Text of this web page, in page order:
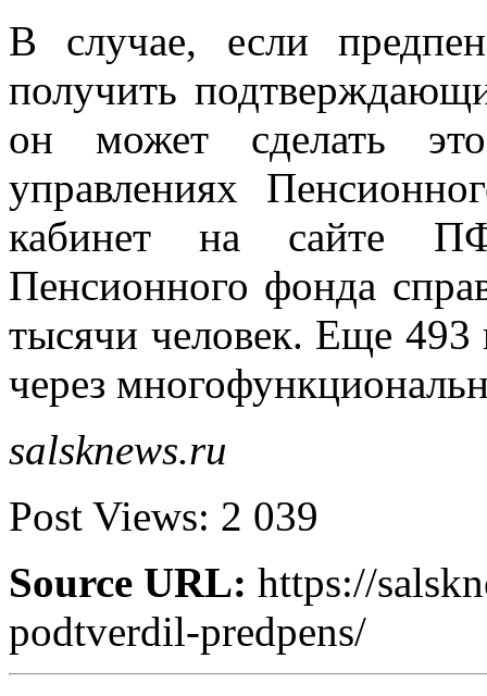
В случае, если
получить
он может сделать
управлениях
кабинет на сайте
Пенсионного фонда
тысячи человек. Еще 493
через
salsknews.ru
Post Views: 2 039
Source URL: https://
podtverdil-predpens/